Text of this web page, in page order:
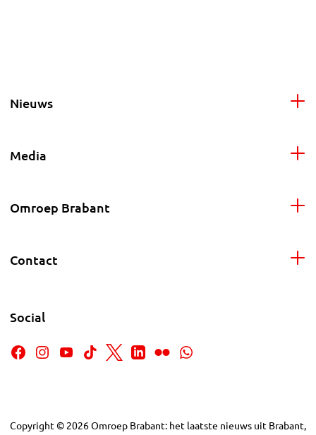
Nieuws
Media
Omroep Brabant
Contact
Social
Copyright © 2026Omroep Brabant: het laatste nieuws uit Brabant,